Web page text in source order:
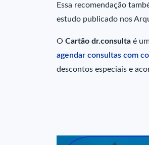
Essa recomendação
estudo publicado nos
O Cartão dr.consulta é
agendar consultas com
descontos especiais e